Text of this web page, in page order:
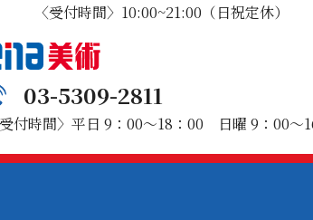
〈受付時間〉10:00~21:00（日祝定休）
03-5309-2811
付時間〉平日 9：00～18：00 日曜 9：00～